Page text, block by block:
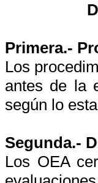
Primera.-
Los
antes de la
según lo
Segunda.-
Los OEA